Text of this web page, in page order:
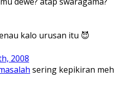
kalo urusan itu 😈
2008
sering kepikiran meh